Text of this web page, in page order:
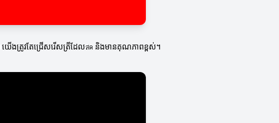
យើងត្រូវតែជ្រើសរើសត្រីដែលสด និងមានគុណភាពខ្ពស់។